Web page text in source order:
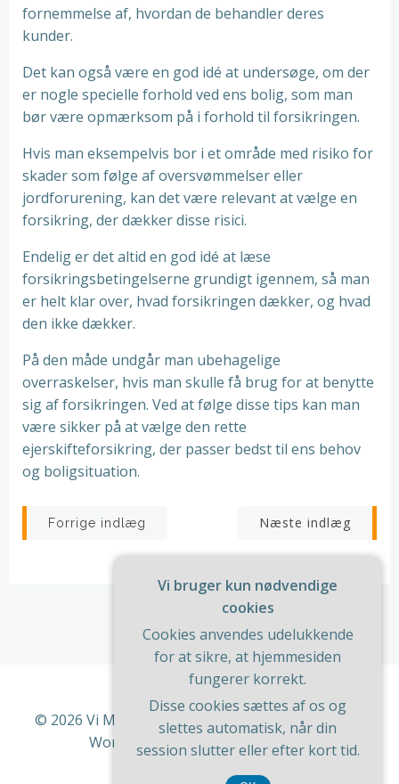
fornemmelse af, hvordan de behandler deres
kunder.
Det kan også være en god idé at undersøge, om der
er nogle specielle forhold ved ens bolig, som man
bør være opmærksom på i forhold til forsikringen.
Hvis man eksempelvis bor i et område med risiko for
skader som følge af oversvømmelser eller
jordforurening, kan det være relevant at vælge en
forsikring, der dækker disse risici.
Endelig er det altid en god idé at læse
forsikringsbetingelserne grundigt igennem, så man
er helt klar over, hvad forsikringen dækker, og hvad
den ikke dækker.
På den måde undgår man ubehagelige
overraskelser, hvis man skulle få brug for at benytte
sig af forsikringen. Ved at følge disse tips kan man
være sikker på at vælge den rette
ejerskifteforsikring, der passer bedst til ens behov
og boligsituation.
Indlægsnavigation
Forrige indlæg Næste indlæg
© 2026 Vi Med Hus Og Have. Bygget ved at bruge
WordPress og
ColibriWP Theme .
Vi bruger kun nødvendige
cookies
Cookies anvendes udelukkende
for at sikre, at hjemmesiden
fungerer korrekt.
Disse cookies sættes af os og
slettes automatisk, når din
session slutter eller efter kort tid.